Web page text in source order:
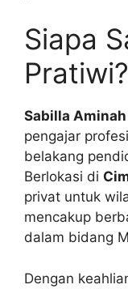
Siapa
Pratiwi?
Sabilla
pengajar
belakang
Berlokasi di
privat untuk
mencakup
dalam bidang
Dengan